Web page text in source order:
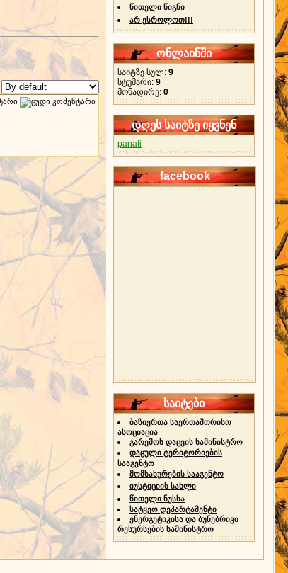
წითელი წიგნი
არ ესროლოთ!!!
ონლაინში
საიტზე სულ: 9
სტუმარი: 9
მონადირე: 0
დღეს საიტზე იყვნენ
panati
facebook
საიტები
ბაზიერთა საერთაშორისო
ასოციაცია
გარემოს დაცვის სამინისტრო
დაცული ტერიტორიების
სააგენტო
მომსახურების სააგენტო
იუსტიციის სახლი
წითელი ნუსხა
სატყეო დეპარტამენტი
ენერგეტიკისა და ბუნებრივი
რესურსების სამინისტრო